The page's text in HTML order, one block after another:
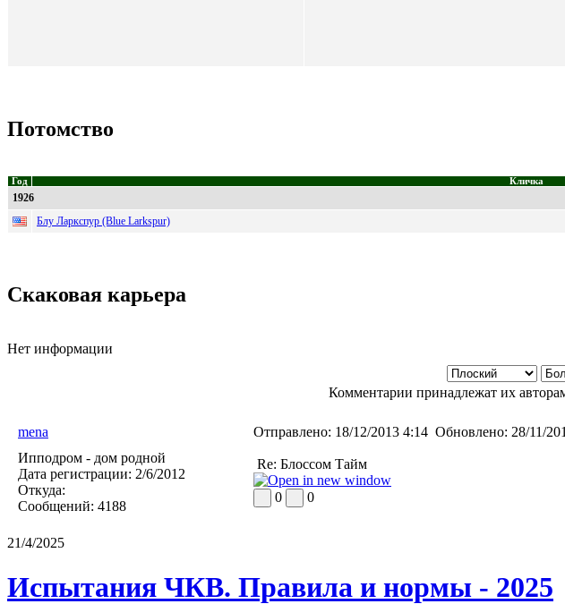
Потомство
Год Кличка
1926
Блу Ларкспур (Blue Larkspur)
Скаковая карьера
Нет информации
Комментарии принадлежат их
mena Отправлено: 18/12/2013 4:14 Обновлено: 28/11/
Ипподром - дом родной
Дата регистрации: 2/6/2012
Откуда:
Сообщений: 4188
Re: Блоссом Тайм
0 0
21/4/2025
Испытания ЧКВ. Правила и нормы - 2025